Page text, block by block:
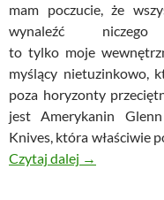
mam poczucie, że
wynaleźć
to tylko moje
myślący nietuzinkowo,
poza horyzonty
jest Amerykanin
Knives, która właściwie
Czytaj dalej Klecker
→